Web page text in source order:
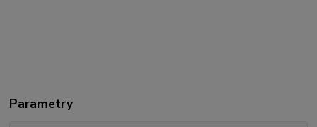
Parametry